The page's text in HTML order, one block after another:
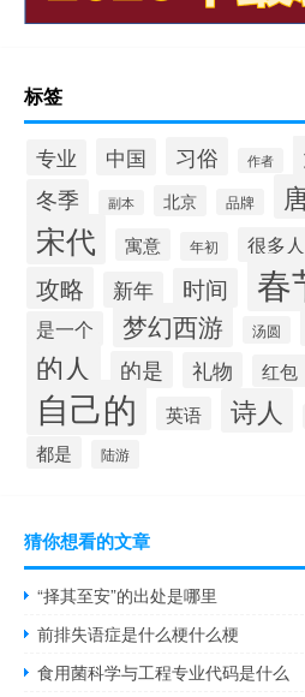
标签
专业 中国 习俗 作者
冬季 副本 北京 品牌
宋代 寓意 年初 很多人
攻略 新年 时间 春
是一个 梦幻西游 汤圆
的人 的是 礼物 红包
自己的 英语 诗人
都是 陆游
猜你想看的文章
“择其至安”的出处是哪里
前排失语症是什么梗什么梗
食用菌科学与工程专业代码是什么